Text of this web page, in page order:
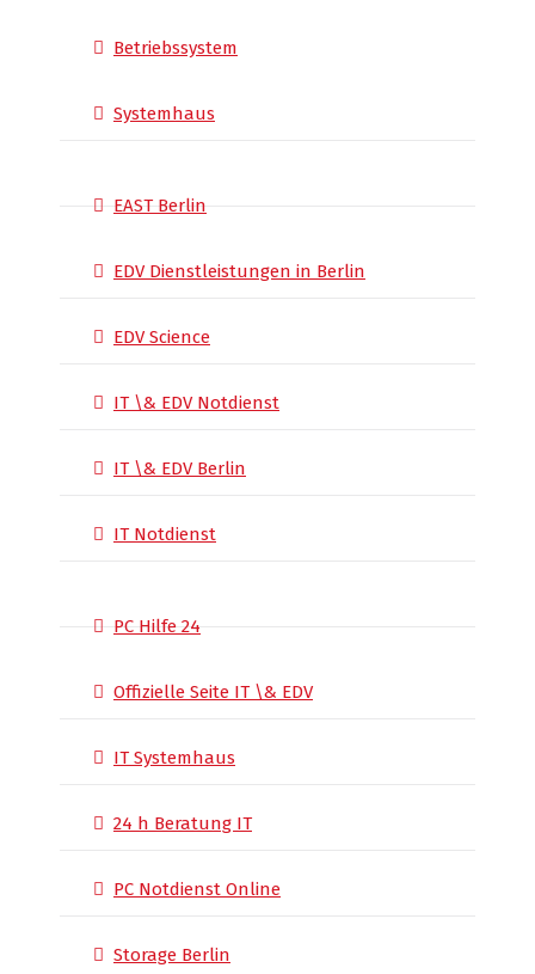
Betriebssystem
Systemhaus
EAST Berlin
EDV Dienstleistungen in Berlin
EDV Science
IT \& EDV Notdienst
IT \& EDV Berlin
IT Notdienst
PC Hilfe 24
Offizielle Seite IT \& EDV
IT Systemhaus
24 h Beratung IT
PC Notdienst Online
Storage Berlin